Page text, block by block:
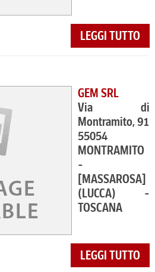
LEGGI TUTTO
GEM SRL
Via di
Montramito, 91
55054
MONTRAMITO
-
[MASSAROSA]
(LUCCA) -
TOSCANA
LEGGI TUTTO